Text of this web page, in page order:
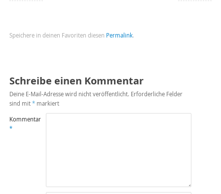
Speichere in deinen Favoriten diesen Permalink.
Schreibe einen Kommentar
Deine E-Mail-Adresse wird nicht veröffentlicht. Erforderliche Felder
sind mit *markiert
Kommentar
*